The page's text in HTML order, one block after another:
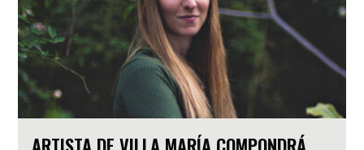
ARTISTA DE VILLA MARÍA COMPONDRÁ